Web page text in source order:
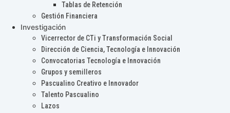
Tablas de Retención
Gestión Financiera
Investigación
Vicerrector de CTi y Transformación Social
Dirección de Ciencia, Tecnología e Innovación
Convocatorias Tecnología e Innovación
Grupos y semilleros
Pascualino Creativo e Innovador
Talento Pascualino
Lazos